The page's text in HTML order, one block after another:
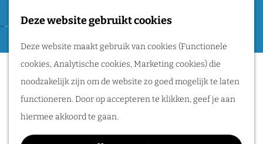
Deze website gebruikt cookies
Deze website maakt gebruik van cookies (Functionele
cookies, Analytische cookies, Marketing cookies) die
noodzakelijk zijn om de website zo goed mogelijk te laten
functioneren. Door op accepteren te klikken, geef je aan
hiermee akkoord te gaan.
a
F
a
v
o
r
i
e
M
e
n
u
Routes
Wandelen
Fietsen
Routeplanner